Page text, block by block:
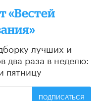
«Вестей
лучших и
два раза в неделю:
пятницу
ПОДПИСАТЬСЯ